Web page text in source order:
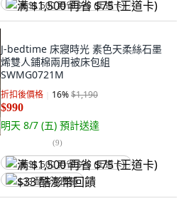
满 $1,500 再省 $75 (王道卡)
J-bedtime 床寢時光 素色天柔絲石墨
烯雙人鋪棉兩用被床包組
SWMG0721M
折扣後價格 16%$1,190
$990
明天 8/7 (五) 預計送達
(9)
满 $1,500 再省 $75 (王道卡)
$33 酷澎幣回饋